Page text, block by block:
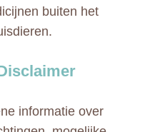
buiten het
informatie over